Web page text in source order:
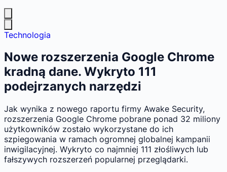
Technologia
Nowe rozszerzenia Google Chrome
kradną dane. Wykryto 111
podejrzanych narzędzi
Jak wynika z nowego raportu firmy Awake Security,
rozszerzenia Google Chrome pobrane ponad 32 miliony
użytkowników zostało wykorzystane do ich
szpiegowania w ramach ogromnej globalnej kampanii
inwigilacyjnej. Wykryto co najmniej 111 złośliwych lub
fałszywych rozszerzeń popularnej przeglądarki.